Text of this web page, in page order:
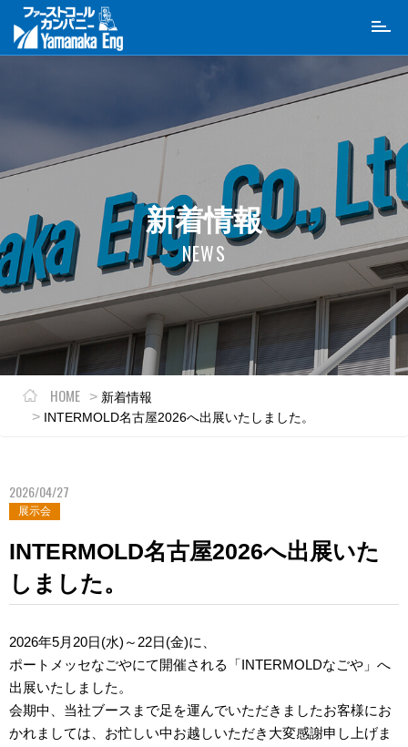
Toggle
新着情報
NEWS
HOME
新着情報
INTERMOLD名古屋2026へ出展いたしました。
INTERMOLD名古屋2026へ出展いた
しました。
2026/04/27
展示会
2026年5月20日(水)～22日(金)に、
ポートメッセなごやにて開催される「INTERMOLDなごや」へ
出展いたしました。
会期中、当社ブースまで足を運んでいただきましたお客様にお
かれましては、お忙しい中お越しいただき大変感謝申し上げま